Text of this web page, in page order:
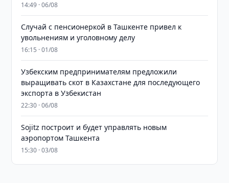
14:49 · 06/08
Случай с пенсионеркой в Ташкенте привел к
увольнениям и уголовному делу
16:15 · 01/08
Узбекским предпринимателям предложили
выращивать скот в Казахстане для последующего
экспорта в Узбекистан
22:30 · 06/08
Sojitz построит и будет управлять новым
аэропортом Ташкента
15:30 · 03/08